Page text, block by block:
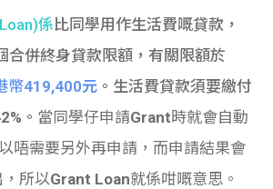
係 比同學用作生活費嘅貸款，
合併終身貸款限額，有關限額於
幣419,400元 。生活費貸款須要繳付
。 當同學仔申請Grant時就會自動
以唔需要另外再申請，而申請結果會
所以Grant Loan就係咁嘅意思。